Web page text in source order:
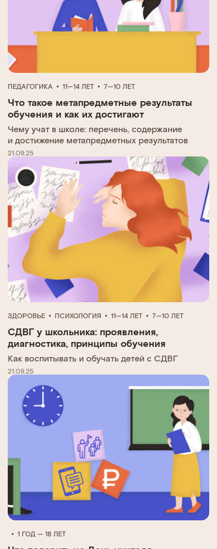
ПЕДАГОГИКА 11—14 ЛЕТ 7—10 ЛЕТ
Что такое метапредметные результаты
обучения и как их достигают
Чему учат в школе: перечень, содержание
и достижение метапредметных результатов
21.09.25
ЗДОРОВЬЕ ПСИХОЛОГИЯ 11—14 ЛЕТ 7—10 ЛЕТ
СДВГ у школьника: проявления,
диагностика, принципы обучения
Как воспитывать и обучать детей с СДВГ
21.09.25
1 ГОД — 18 ЛЕТ